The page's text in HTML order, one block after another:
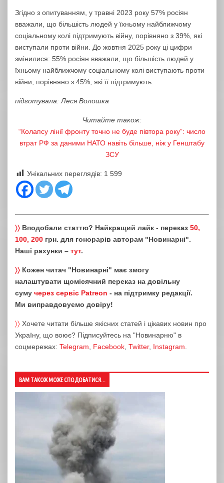
Згідно з опитуванням, у травні 2023 року 57% росіян
вважали, що більшість людей у ​​їхньому найближчому
соціальному колі підтримують війну, порівняно з 39%, які
виступали проти війни. До жовтня 2025 року ці цифри
змінилися: 55% росіян вважали, що більшість людей у ​​
їхньому найближчому соціальному колі виступають проти
війни, порівняно з 45%, які її підтримують
підготувала: Леся Волошка
Читайте також:
“Колапсу лінії фронту точно не буде півтора року”: число
втрат РФ за даними НАТО навіть більше, ніж у Генштабу
ЗСУ
Унікальних переглядів: 1 599
〉〉 Вподобали статтю? Найкращий лайк - переказ 50,
100, 200 грн. для гонорарів авторам "Новинарні".
Наші рахунки – тут.
〉〉 Кожен читач "Новинарні" має змогу
налаштувати щомісячний переказ на довільну
суму через сервіс Patreon - на підтримку редакції.
Ми виправдовуємо довіру!
〉〉 Хочете читати більше якісних статей і цікавих новин про
Україну, що воює? Підписуйтесь на "Новинарню" в
соцмережах: Telegram Facebook Twitter, Instagram
ВАМ ТАКОЖ МОЖЕ СПОДОБАТИСЯ...